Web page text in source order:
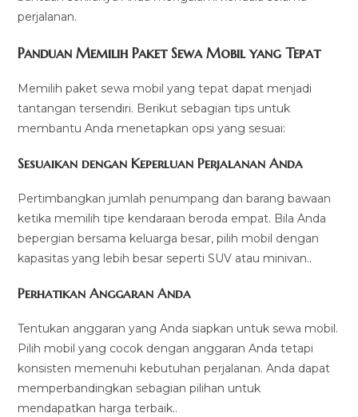
perjalanan.
Panduan Memilih Paket Sewa Mobil yang Tepat
Memilih paket sewa mobil yang tepat dapat menjadi
tantangan tersendiri. Berikut sebagian tips untuk
membantu Anda menetapkan opsi yang sesuai:
Sesuaikan dengan Keperluan Perjalanan Anda
Pertimbangkan jumlah penumpang dan barang bawaan
ketika memilih tipe kendaraan beroda empat. Bila Anda
bepergian bersama keluarga besar, pilih mobil dengan
kapasitas yang lebih besar seperti SUV atau minivan..
Perhatikan Anggaran Anda
Tentukan anggaran yang Anda siapkan untuk sewa mobil.
Pilih mobil yang cocok dengan anggaran Anda tetapi
konsisten memenuhi kebutuhan perjalanan. Anda dapat
memperbandingkan sebagian pilihan untuk
mendapatkan harga terbaik..